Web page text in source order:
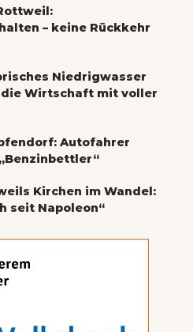
– keine Rückkehr
Niedrigwasser
Wirtschaft mit voller
Autofahrer
Kirchen im Wandel:
seit Napoleon“